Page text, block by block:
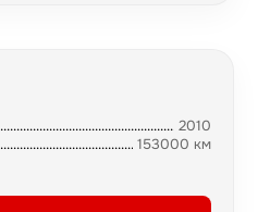
2010
153000 км